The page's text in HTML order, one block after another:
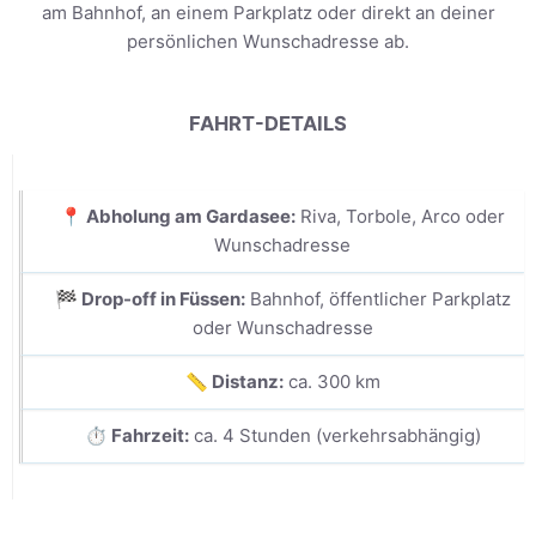
am Bahnhof, an einem Parkplatz oder direkt an deiner
persönlichen Wunschadresse ab.
FAHRT-DETAILS
📍 Abholung am Gardasee: Riva, Torbole, Arco oder
Wunschadresse
🏁 Drop-off in Füssen:Bahnhof, öffentlicher Parkplatz
oder Wunschadresse
📏 Distanz:ca. 300 km
⏱️ Fahrzeit:ca. 4 Stunden (verkehrsabhängig)